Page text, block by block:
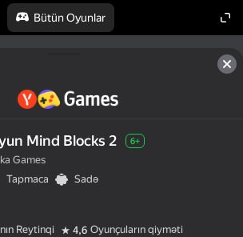
Bütün Oyunlar
Mind Blocks 2 6+
Games
Tapmaca
Sadə
Reytinqi 4,6 Oyunçuların qiyməti